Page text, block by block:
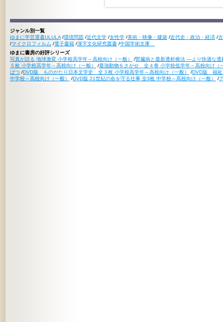
ジャンル別一覧
ゆまに学芸選書ULULA /環境問題 /近代文学 /女性学 /美術・映像・建築 /近代史・政治・経済 /
/マイクロフィルム /電子書籍 /漢字文化研究叢書 /中国学術文庫
ゆまに書房の好評シリーズ
写真が語る 地球激変 小学校高学年～高校向け（一般）
/腎臓病と最新透析療法 ―より快適な
５枚 小学校高学年～高校向け（一般）
/最強動物をさがせ 全４巻 小学校低学年～高校向け（
ばつ /DVD版 ものがたり日本文学史 全３枚 小学校高学年～高校向け（一般） /DVD版 福祉
中学校～高校向け（一般）
/DVD版 21世紀の命を守る仕事 全3枚 中学校～高校向け（一般） /